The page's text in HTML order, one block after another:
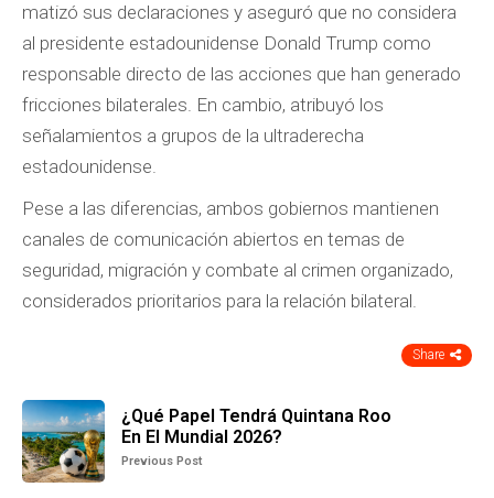
matizó sus declaraciones y aseguró que no considera
al presidente estadounidense Donald Trump como
responsable directo de las acciones que han generado
fricciones bilaterales. En cambio, atribuyó los
señalamientos a grupos de la ultraderecha
estadounidense.
Pese a las diferencias, ambos gobiernos mantienen
canales de comunicación abiertos en temas de
seguridad, migración y combate al crimen organizado,
considerados prioritarios para la relación bilateral.
Share
¿Qué Papel Tendrá Quintana Roo
En El Mundial 2026?
Previous Post